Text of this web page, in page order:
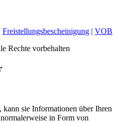
Freistellungsbescheinigung | VOB
Rechte vorbehalten
kann sie Informationen über Ihren
in Form von